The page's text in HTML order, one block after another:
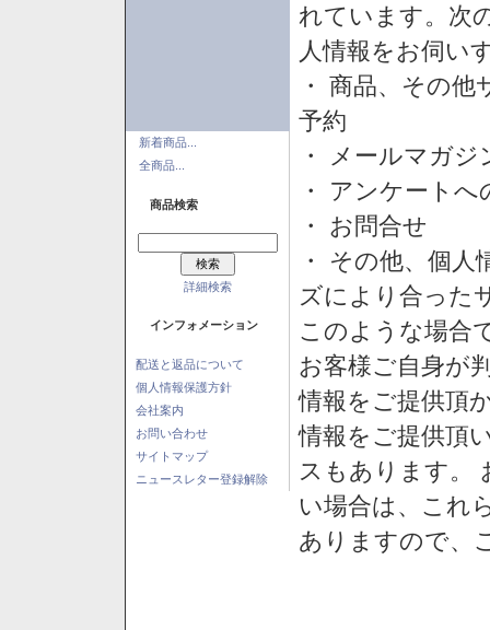
新着商品...
全商品...
商品検索
詳細検索
インフォメーション
配送と返品について
個人情報保護方針
会社案内
お問い合わせ
サイトマップ
ニュースレター登録解除
れています。次
人情報をお伺い
・ 商品、その
予約
・ メールマガ
・ アンケートへ
・ お問合せ
・ その他、個
ズにより合った
このような場合
お客様ご自身が
情報をご提供頂
情報をご提供頂
スもあります。
い場合は、これ
ありますので、